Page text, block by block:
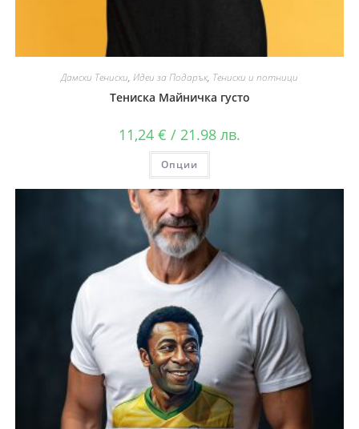
Дамски Тениски, Идеи за Подарък, Тениски и потници
Тениска Майничка густо
11,24 € / 21.98 лв.
Опции